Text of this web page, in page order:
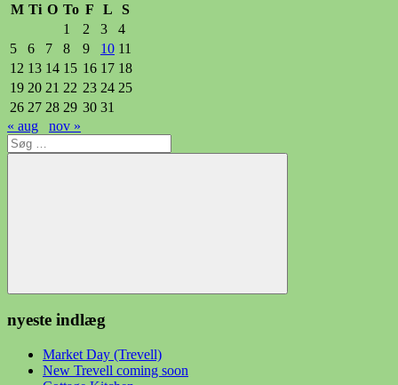
M Ti O To F L
S
1
2 3
4
5
6 7 8 9 10 11
12 13 14 15 16 17 18
19 20 21 22 23 24 25
26 27 28 29 30 31
« aug
nov »
Søg
efter:
Søg
nyeste indlæg
Market Day (Trevell)
New Trevell coming soon